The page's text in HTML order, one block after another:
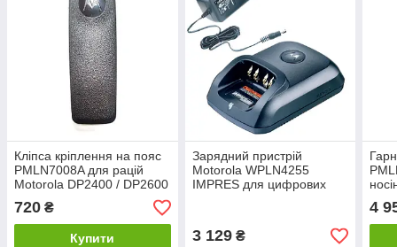
Кліпса кріплення на пояс
PMLN7008A для рацій
Motorola DP2400 / DP2600
/ DP4400 / DP4600 /
DP4800 / R7
720 ₴
Купити
Зарядний пристрій
Motorola WPLN4255
IMPRES для цифрових
3 129₴
4